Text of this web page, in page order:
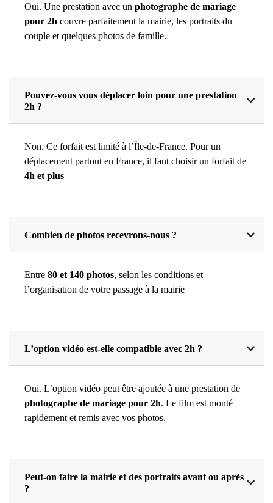
Oui. Une prestation avec un photographe de mariage
pour 2h couvre parfaitement la mairie, les portraits du
couple et quelques photos de famille.
Pouvez-vous vous déplacer loin pour une prestation
2h ?
Non. Ce forfait est limité à l’Île-de-France. Pour un
déplacement partout en France, il faut choisir un forfait de
4h et plus
Combien de photos recevrons-nous ?
Entre 80 et 140 photos, selon les conditions et
l’organisation de votre passage à la mairie
L’option vidéo est-elle compatible avec 2h ?
Oui. L’option vidéo peut être ajoutée à une prestation de
photographe de mariage pour 2h. Le film est monté
rapidement et remis avec vos photos.
Peut-on faire la mairie et des portraits avant ou après
?